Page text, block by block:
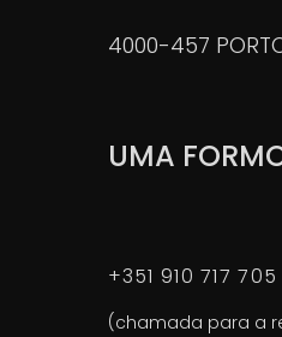
4000-457
UMA
+351 910 717 705
(chamada para a